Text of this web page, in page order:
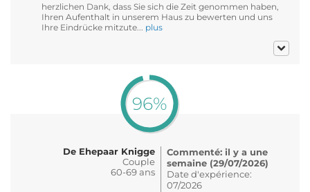
herzlichen Dank, dass Sie sich die Zeit genommen haben,
Ihren Aufenthalt in unserem Haus zu bewerten und uns
Ihre Eindrücke mitzute... plus
96%
De Ehepaar Knigge
Couple
60-69 ans
Commenté: il y a une
semaine (29/07/2026)
Date d'expérience:
07/2026